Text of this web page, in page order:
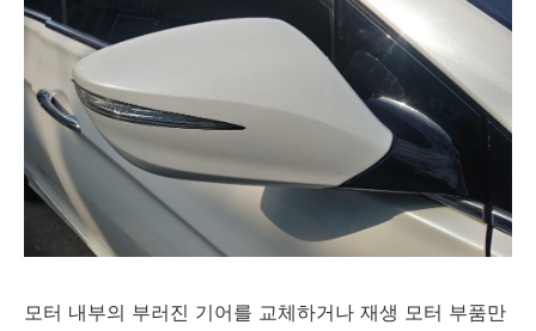
모터 내부의 부러진 기어를 교체하거나 재생 모터 부품만